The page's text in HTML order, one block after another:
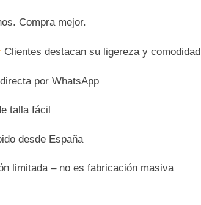
Compra mejor.
Clientes destacan su ligereza y comodidad
por WhatsApp
talla fácil
desde España
limitada – no es fabricación masiva